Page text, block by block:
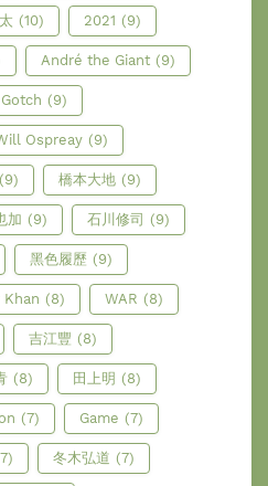
(10) 2021 (9)
André the Giant (9)
(9)
Ospreay (9)
(9) 橋本大地 (9)
加 (9) 石川修司 (9)
黑色履歷 (9)
(8) WAR (8)
吉江豐 (8)
(8) 田上明 (8)
(7) Game (7)
冬木弘道 (7)